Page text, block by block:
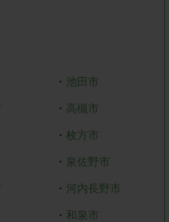
・ 池田市
・ 高槻市
・枚方市
・ 泉佐野市
・ 河内長野市
・ 和泉市